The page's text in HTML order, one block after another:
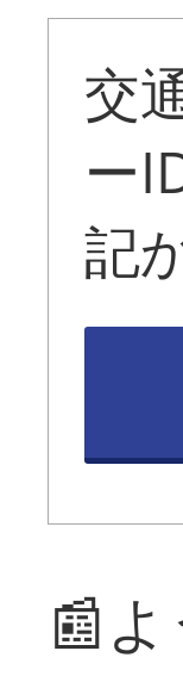
交
ー
記
📰